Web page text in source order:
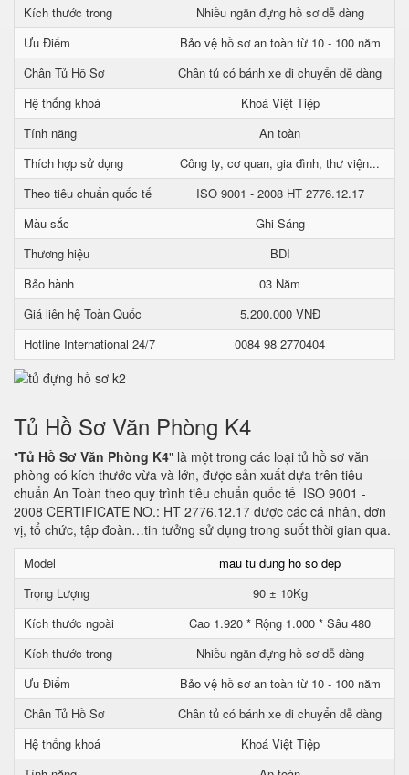
Kích thước trong
Nhiều ngăn đựng hồ sơ dễ dàng
Ưu Điểm
Bảo vệ hồ sơ an toàn từ 10 - 100 năm
Chân Tủ Hồ Sơ
Chân tủ có bánh xe di chuyển dễ dàng
Hệ thống khoá
Khoá Việt Tiệp
Tính năng
An toàn
Thích hợp sử dụng
Công ty, cơ quan, gia đình, thư viện...
Theo tiêu chuẩn quốc tế
ISO 9001 - 2008 HT 2776.12.17
Màu sắc
Ghi Sáng
Thương hiệu
BDI
Bảo hành
03 Năm
Giá liên hệ Toàn Quốc
5.200.000 VNĐ
Hotline International 24/7
0084 98 2770404
Tủ Hồ Sơ Văn Phòng K4
"Tủ Hồ Sơ Văn Phòng K4" là một trong các loại tủ hồ sơ văn
phòng có kích thước vừa và lớn, được sản xuất dựa trên tiêu
chuẩn An Toàn theo quy trình tiêu chuẩn quốc tế ISO 9001 -
2008 CERTIFICATE NO.: HT 2776.12.17 được các cá nhân, đơn
vị, tổ chức, tập đoàn…tin tưởng sử dụng trong suốt thời gian qua.
Model
mau tu dung ho so dep
Trọng Lượng
90 ± 10Kg
Kích thước ngoài
Cao 1.920 * Rộng 1.000 * Sâu 480
Kích thước trong
Nhiều ngăn đựng hồ sơ dễ dàng
Ưu Điểm
Bảo vệ hồ sơ an toàn từ 10 - 100 năm
Chân Tủ Hồ Sơ
Chân tủ có bánh xe di chuyển dễ dàng
Hệ thống khoá
Khoá Việt Tiệp